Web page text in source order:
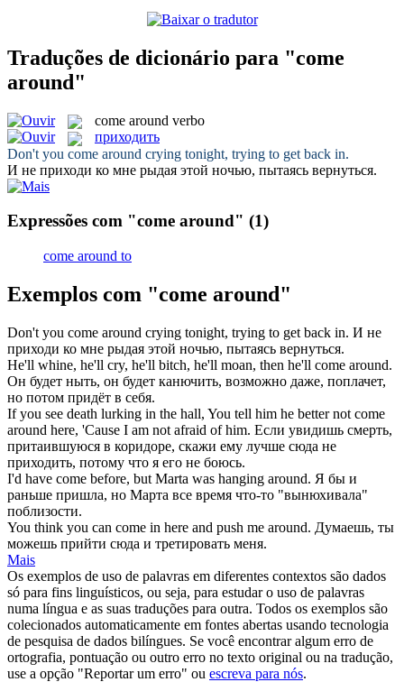
Traduções de dicionário para "come
around"
come around verbo
приходить
Don't you come around crying tonight, trying to get back in.
И не приходи ко мне рыдая этой ночью, пытаясь вернуться.
Expressões com "come around" (1)
come around to
Exemplos com "come around"
Don't you come around crying tonight, trying to get back in. И не
приходи ко мне рыдая этой ночью, пытаясь вернуться.
He'll whine, he'll cry, he'll bitch, he'll moan, then he'll come around.
Он будет ныть, он будет канючить, возможно даже, поплачет,
но потом придёт в себя.
If you see death lurking in the hall, You tell him he better not come
around here, 'Cause I am not afraid of him. Если увидишь смерть,
притаившуюся в коридоре, скажи ему лучше сюда не
приходить, потому что я его не боюсь.
I'd have come before, but Marta was hanging around. Я бы и
раньше пришла, но Марта все время что-то "вынюхивала"
поблизости.
You think you can come in here and push me around. Думаешь, ты
можешь прийти сюда и третировать меня.
Mais
Os exemplos de uso de palavras em diferentes contextos são dados
só para fins linguísticos, ou seja, para estudar o uso de palavras
numa língua e as suas traduções para outra. Todos os exemplos são
colecionados automaticamente em fontes abertas usando tecnologia
de pesquisa de dados bilíngues. Se você encontrar algum erro de
ortografia, pontuação ou outro erro no texto original ou na tradução,
use a opção "Reportar um erro" ou escreva para nós.